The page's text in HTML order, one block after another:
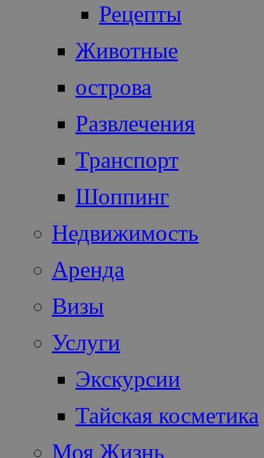
Рецепты
Животные
острова
Развлечения
Транспорт
Шоппинг
Недвижимость
Аренда
Визы
Услуги
Экскурсии
Тайская косметика
Моя Жизнь